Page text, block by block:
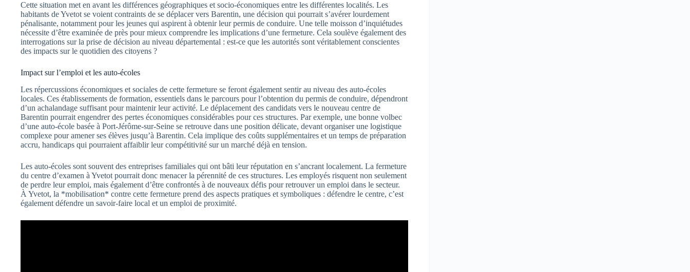
Cette situation met en avant les différences géographiques et socio-économiques entre les différentes localités. Les
habitants de Yvetot se voient contraints de se déplacer vers Barentin, une décision qui pourrait s’avérer lourdement
pénalisante, notamment pour les jeunes qui aspirent à obtenir leur permis de conduire. Une telle moisson d’inquiétudes
nécessite d’être examinée de près pour mieux comprendre les implications d’une fermeture. Cela soulève également des
interrogations sur la prise de décision au niveau départemental : est-ce que les autorités sont véritablement conscientes
des impacts sur le quotidien des citoyens ?
Impact sur l’emploi et les auto-écoles
Les répercussions économiques et sociales de cette fermeture se feront également sentir au niveau des auto-écoles
locales. Ces établissements de formation, essentiels dans le parcours pour l’obtention du permis de conduire, dépendront
d’un achalandage suffisant pour maintenir leur activité. Le déplacement des candidats vers le nouveau centre de
Barentin pourrait engendrer des pertes économiques considérables pour ces structures. Par exemple, une bonne volbec
d’une auto-école basée à Port-Jérôme-sur-Seine se retrouve dans une position délicate, devant organiser une logistique
complexe pour amener ses élèves jusqu’à Barentin. Cela implique des coûts supplémentaires et un temps de préparation
accru, handicaps qui pourraient affaiblir leur compétitivité sur un marché déjà en tension.
Les auto-écoles sont souvent des entreprises familiales qui ont bâti leur réputation en s’ancrant localement. La fermeture
du centre d’examen à Yvetot pourrait donc menacer la pérennité de ces structures. Les employés risquent non seulement
de perdre leur emploi, mais également d’être confrontés à de nouveaux défis pour retrouver un emploi dans le secteur.
À Yvetot, la *mobilisation* contre cette fermeture prend des aspects pratiques et symboliques : défendre le centre, c’est
également défendre un savoir-faire local et un emploi de proximité.